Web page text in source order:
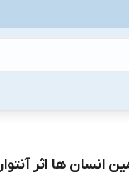
انسان ها اثر